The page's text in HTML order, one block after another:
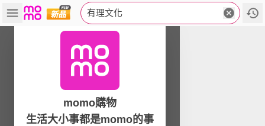
有理文化
momo購物
生活大小事都是momo的事